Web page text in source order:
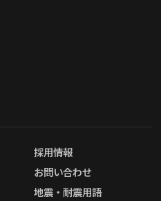
採用情報
お問い合わせ
地震・耐震用語